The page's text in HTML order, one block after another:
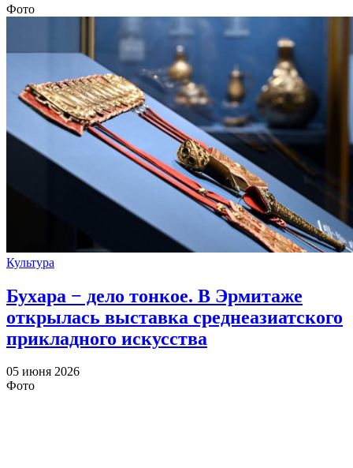
Фото
Культура
Бухара − дело тонкое. В Эрмитаже
открылась выставка среднеазиатского
прикладного искусства
05 июня 2026
Фото